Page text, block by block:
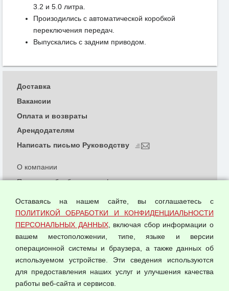
3.2 и 5.0 литра.
Произодились с автоматической коробкой
переключения передач.
Выпускались с задним приводом.
© 2026 ООО "Феникс"
О компании
Политика обработки и конфиденциальности
Согласием на обработку персональных данных
Оферта оптовой купли-продажи
Публичная оферта
Доставка
Вакансии
Оплата и возвраты
Арендодателям
Написать письмо Руководству
Оставаясь на нашем сайте, вы соглашаетесь с
ПОЛИТИКОЙ ОБРАБОТКИ И КОНФИДЕНЦИАЛЬНОСТИ
ПЕРСОНАЛЬНЫХ ДАННЫХ, включая сбор информации о
вашем местоположении, типе, языке и версии
операционной системы и браузера, а также данных об
используемом устройстве. Эти сведения используются
для предоставления наших услуг и улучшения качества
работы веб-сайта и сервисов.